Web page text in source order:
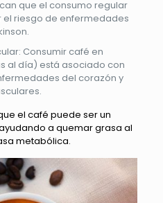
que el consumo regular
riesgo de enfermedades
Consumir café en
al día) está asociado con
del corazón y
el café puede ser un
a quemar grasa al
metabólica.